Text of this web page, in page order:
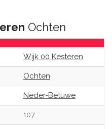
Ochten
Wijk 00 Kesteren
Ochten
Neder-Betuwe
107